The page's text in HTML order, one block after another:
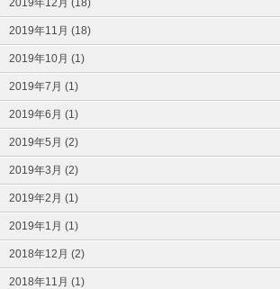
2019年12月 (18)
2019年11月 (18)
2019年10月 (1)
2019年7月 (1)
2019年6月 (1)
2019年5月 (2)
2019年3月 (2)
2019年2月 (1)
2019年1月 (1)
2018年12月 (2)
2018年11月 (1)